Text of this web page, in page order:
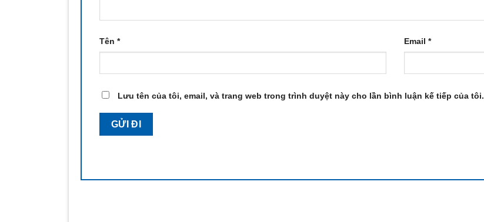
Tên * Email *
Lưu tên của tôi, email, và trang web trong trình duyệt này cho lần bình luận kế tiếp của tôi.